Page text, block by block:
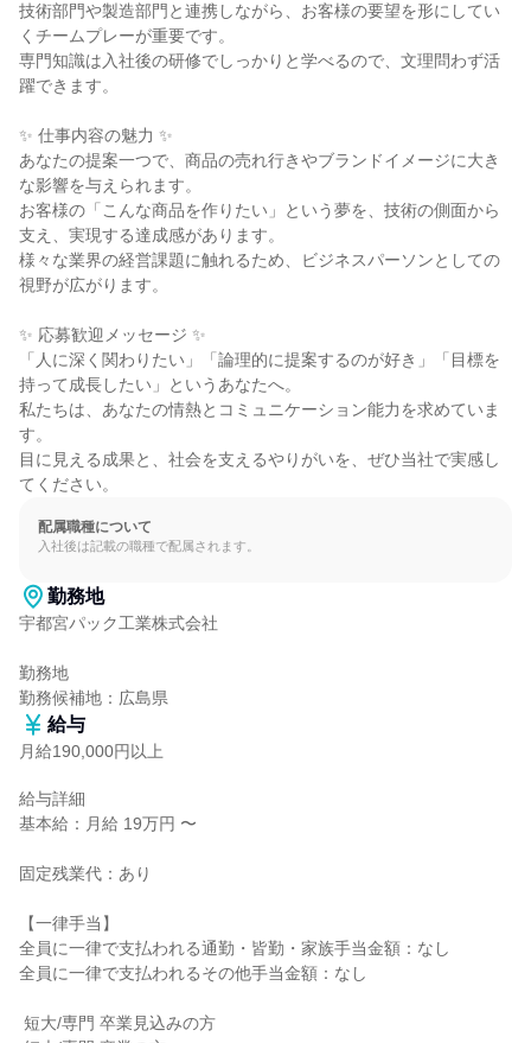
技術部門や製造部門と連携しながら、お客様の要望を形にしてい
くチームプレーが重要です。
専門知識は入社後の研修でしっかりと学べるので、文理問わず活
躍できます。
✨ 仕事内容の魅力 ✨
あなたの提案一つで、商品の売れ行きやブランドイメージに大き
な影響を与えられます。
お客様の「こんな商品を作りたい」という夢を、技術の側面から
支え、実現する達成感があります。
様々な業界の経営課題に触れるため、ビジネスパーソンとしての
視野が広がります。
✨ 応募歓迎メッセージ ✨
「人に深く関わりたい」「論理的に提案するのが好き」「目標を
持って成長したい」というあなたへ。
私たちは、あなたの情熱とコミュニケーション能力を求めていま
す。
目に見える成果と、社会を支えるやりがいを、ぜひ当社で実感し
てください。
配属職種について
入社後は記載の職種で配属されます。
勤務地
宇都宮パック工業株式会社
勤務地
勤務候補地：広島県
給与
月給190,000円以上
給与詳細
基本給：月給 19万円 〜
固定残業代：あり
【一律手当】
全員に一律で支払われる通勤・皆勤・家族手当金額：なし
全員に一律で支払われるその他手当金額：なし